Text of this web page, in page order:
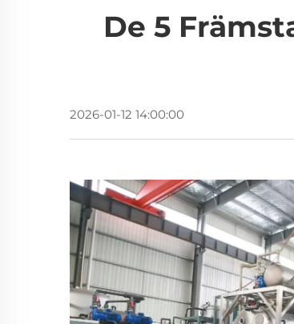
De 5
2026-01-12 14:00:00